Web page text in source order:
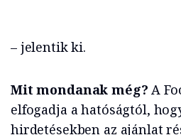
– jelentik ki.
Mit mondanak még? A
elfogadja a hatóságtól,
hirdetésekben az ajánlat